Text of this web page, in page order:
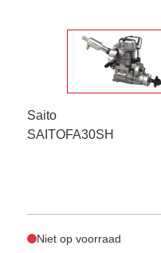
Saito
SAITOFA30SH
Niet op voorraad